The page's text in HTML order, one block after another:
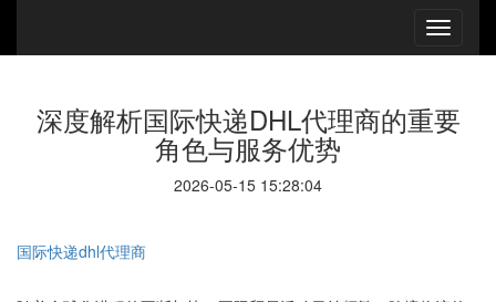
深度解析国际快递DHL代理商的重要
角色与服务优势
2026-05-15 15:28:04
国际快递dhl代理商